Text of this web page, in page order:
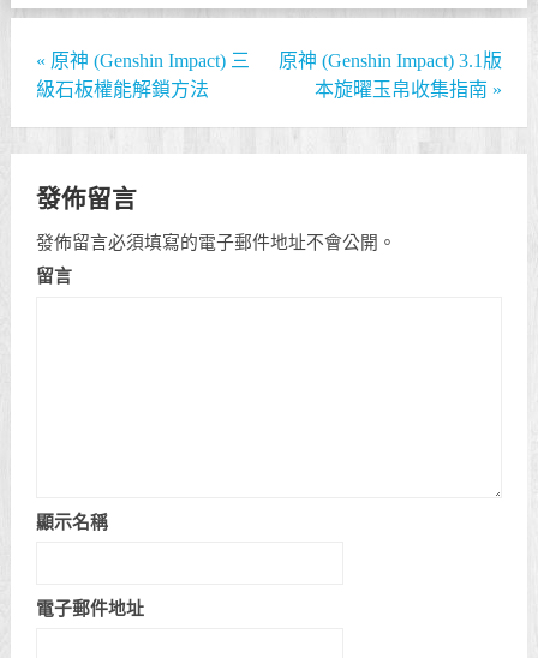
« 原神 (Genshin Impact) 三
級石板權能解鎖方法
原神 (Genshin Impact) 3.1版
本旋曜玉帛收集指南 »
發佈留言
發佈留言必須填寫的電子郵件地址不會公開。
留言
顯示名稱
電子郵件地址